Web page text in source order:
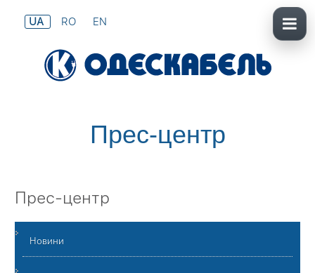
UA RO EN
Прес-центр
Прес-центр
Новини